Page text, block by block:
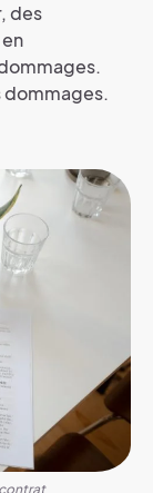
des
dommages.